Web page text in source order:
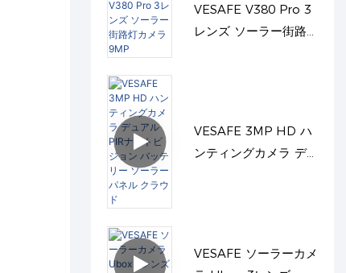
VESAFE V380 Pro 3
レンズ ソーラー街路
VESAFE 3MP HD ハ
ンティングカメラ デ
VESAFE ソーラーカメ